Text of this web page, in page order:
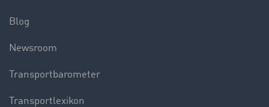
Blog
Newsroom
Transportbarometer
Transportlexikon